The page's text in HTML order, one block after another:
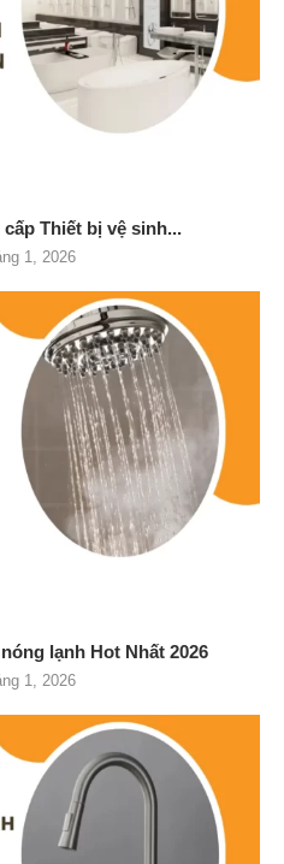
Thiết bị vệ sinh...
1, 2026
lạnh Hot Nhất 2026
1, 2026